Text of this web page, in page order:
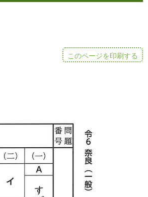
このページを印刷する